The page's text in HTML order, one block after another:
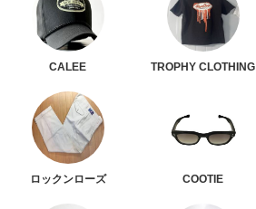
CALEE TROPHY CLOTHING
ロックンローズ COOTIE